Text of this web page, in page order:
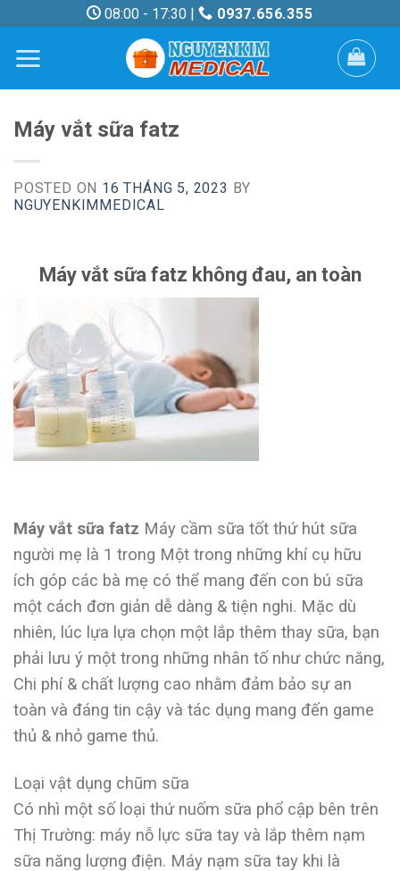
content
08:00 - 17:30 | 0937.656.355
Máy vắt sữa fatz
POSTED ON 16 THÁNG 5, 2023 BY
NGUYENKIMMEDICAL
Máy vắt sữa fatz không đau, an toàn
Máy vắt sữa fatz Máy cầm sữa tốt thứ hút sữa
người mẹ là 1 trong Một trong những khí cụ hữu
ích góp các bà mẹ có thể mang đến con bú sữa
một cách đơn giản dễ dàng & tiện nghi. Mặc dù
nhiên, lúc lựa lựa chọn một lắp thêm thay sữa, bạn
phải lưu ý một trong những nhân tố như chức năng,
Chi phí & chất lượng cao nhằm đảm bảo sự an
toàn và đáng tin cậy và tác dụng mang đến game
thủ & nhỏ game thủ.
Loại vật dụng chũm sữa
Có nhì một số loại thứ nuốm sữa phổ cập bên trên
Thị Trường: máy nỗ lực sữa tay và lắp thêm nạm
sữa năng lượng điện. Máy nạm sữa tay khi là